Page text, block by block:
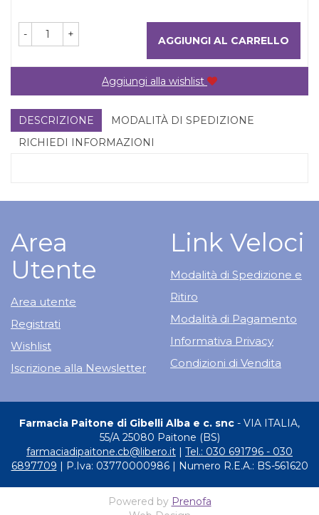
- + AGGIUNGI AL CARRELLO
Aggiungi alla wishlist
DESCRIZIONE
MODALITÀ DI SPEDIZIONE
RICHIEDI INFORMAZIONI
Area
Utente
Area utente
Registrati
Wishlist
Iscrizione alla Newsletter
Link Veloci
Modalità di Spedizione e
Ritiro
Modalità di Pagamento
Informativa Privacy
Condizioni di Vendita
Farmacia Paitone di Gibelli Alba e c. snc - VIA ITALIA,
55/A 25080 Paitone (BS)
farmaciadipaitone.cb@libero.it
Tel.: 030 691796 - 030
6897709 | P.Iva: 03770000986 | Numero R.E.A.: BS-561620
Powered by Prenofa